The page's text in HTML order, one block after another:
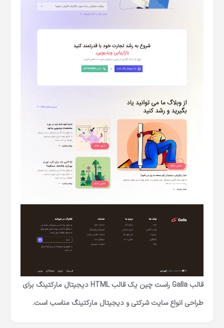
قالب Galla راست چین یک قالب HTML دیجیتال مارکتینگ برای
طراحی انواع سایت شرکتی و دیجیتال مارکتینگ مناسب است.